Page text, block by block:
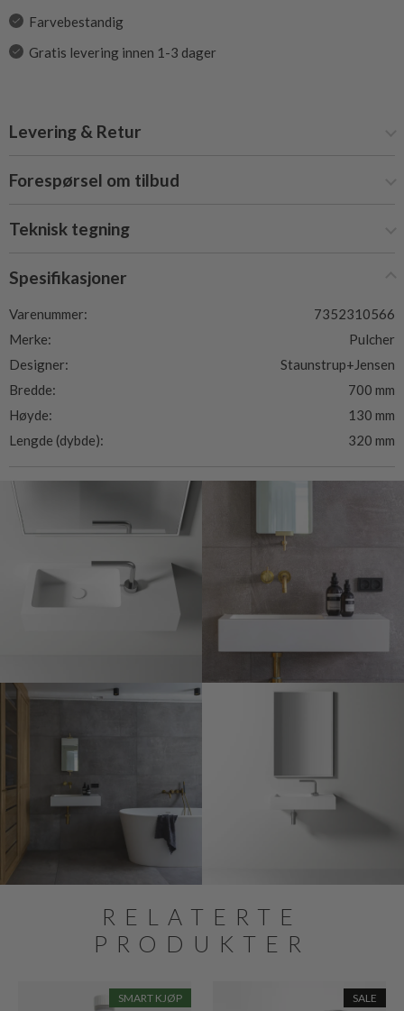
Farvebestandig
Gratis levering innen 1-3 dager
Levering & Retur
Forespørsel om tilbud
Teknisk tegning
Spesifikasjoner
Varenummer:
7352310566
Merke:
Pulcher
Designer:
Staunstrup+Jensen
Bredde:
700 mm
Høyde:
130 mm
Lengde (dybde):
320 mm
RELATERTE
PRODUKTER
SMART KJØP SALE